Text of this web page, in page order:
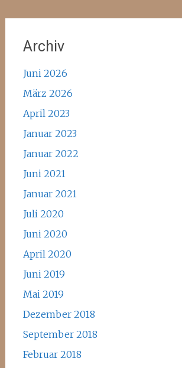
Archiv
Juni 2026
März 2026
April 2023
Januar 2023
Januar 2022
Juni 2021
Januar 2021
Juli 2020
Juni 2020
April 2020
Juni 2019
Mai 2019
Dezember 2018
September 2018
Februar 2018